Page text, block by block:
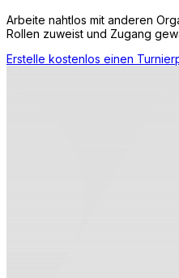
Arbeite nahtlos mit anderen
Rollen zuweist und Zugang
Erstelle kostenlos einen